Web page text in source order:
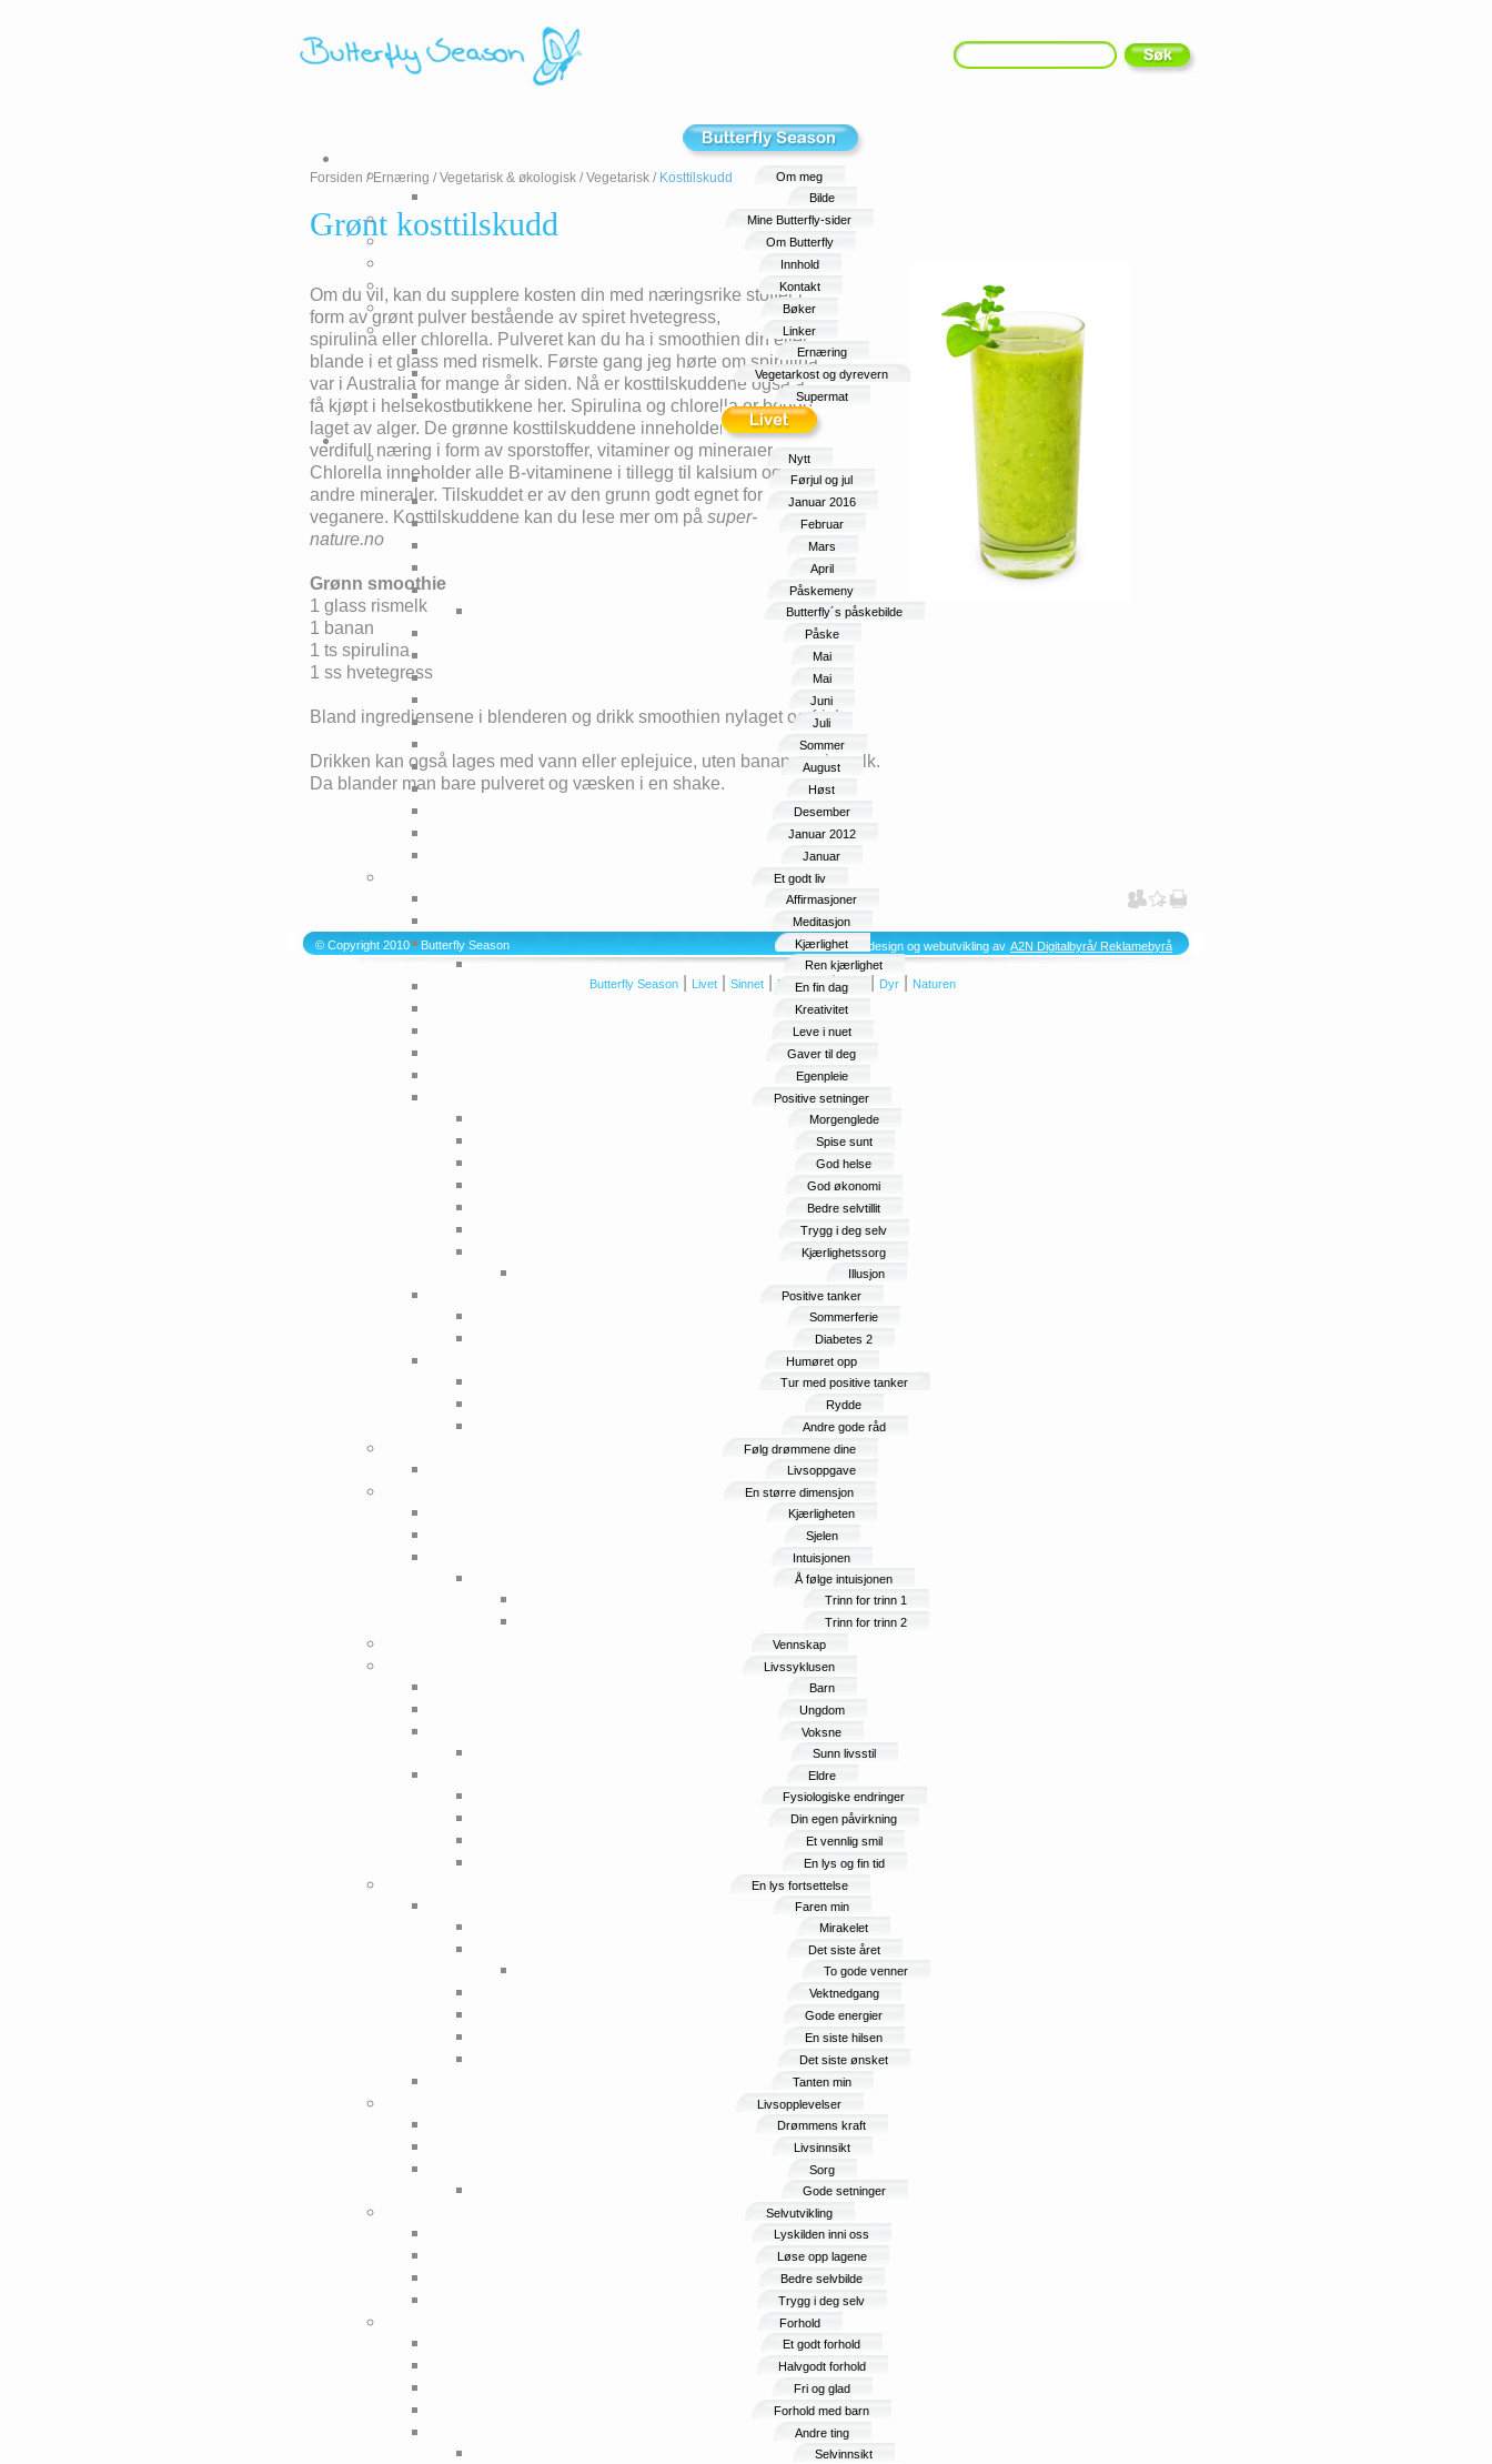
Om meg
Bilde
Mine Butterfly-sider
Om Butterfly
Innhold
Kontakt
Bøker
Linker
Ernæring
Vegetarkost og dyrevern
Supermat
Nytt
Førjul og jul
Januar 2016
Februar
Mars
April
Påskemeny
Butterfly´s påskebilde
Påske
Mai
Mai
Juni
Juli
Sommer
August
Høst
Desember
Januar 2012
Januar
Et godt liv
Affirmasjoner
Meditasjon
Kjærlighet
Ren kjærlighet
En fin dag
Kreativitet
Leve i nuet
Gaver til deg
Egenpleie
Positive setninger
Morgenglede
Spise sunt
God helse
God økonomi
Bedre selvtillit
Trygg i deg selv
Kjærlighetssorg
Illusjon
Positive tanker
Sommerferie
Diabetes 2
Humøret opp
Tur med positive tanker
Rydde
Andre gode råd
Følg drømmene dine
Livsoppgave
En større dimensjon
Kjærligheten
Sjelen
Intuisjonen
Å følge intuisjonen
Trinn for trinn 1
Trinn for trinn 2
Vennskap
Livssyklusen
Barn
Ungdom
Voksne
Sunn livsstil
Eldre
Fysiologiske endringer
Din egen påvirkning
Et vennlig smil
En lys og fin tid
En lys fortsettelse
Faren min
Mirakelet
Det siste året
To gode venner
Vektnedgang
Gode energier
En siste hilsen
Det siste ønsket
Tanten min
Livsopplevelser
Drømmens kraft
Livsinnsikt
Sorg
Gode setninger
Selvutvikling
Lyskilden inni oss
Løse opp lagene
Bedre selvbilde
Trygg i deg selv
Forhold
Et godt forhold
Halvgodt forhold
Fri og glad
Forhold med barn
Andre ting
Selvinnsikt
Forsiden /Ernæring / Vegetarisk & økologisk / Vegetarisk / Kosttilskudd
Grønt kosttilskudd
Om du vil, kan du supplere kosten din med næringsrike stoffer i
form av grønt pulver bestående av spiret hvetegress,
spirulina eller chlorella. Pulveret kan du ha i smoothien din eller
blande i et glass med rismelk. Første gang jeg hørte om spirulina
var i Australia for mange år siden. Nå er kosttilskuddene også å
få kjøpt i helsekostbutikkene her. Spirulina og chlorella er begge
laget av alger. De grønne kosttilskuddene inneholder mye
verdifull næring i form av sporstoffer, vitaminer og mineraler.
Chlorella inneholder alle B-vitaminene i tillegg til kalsium og
andre mineraler. Tilskuddet er av den grunn godt egnet for
veganere. Kosttilskuddene kan du lese mer om på super-
nature.no
Grønn smoothie
1 glass rismelk
1 banan
1 ts spirulina
1 ss hvetegress
Bland ingrediensene i blenderen og drikk smoothien nylaget og frisk.
Drikken kan også lages med vann eller eplejuice, uten banan og rismelk.
Da blander man bare pulveret og væsken i en shake.
© Copyright 2010 - Butterfly Season Webdesign og webutvikling av A2N Digitalbyrå/ Reklamebyrå
Butterfly Season Livet Sinnet Ernæring |Barn Dyr Naturen